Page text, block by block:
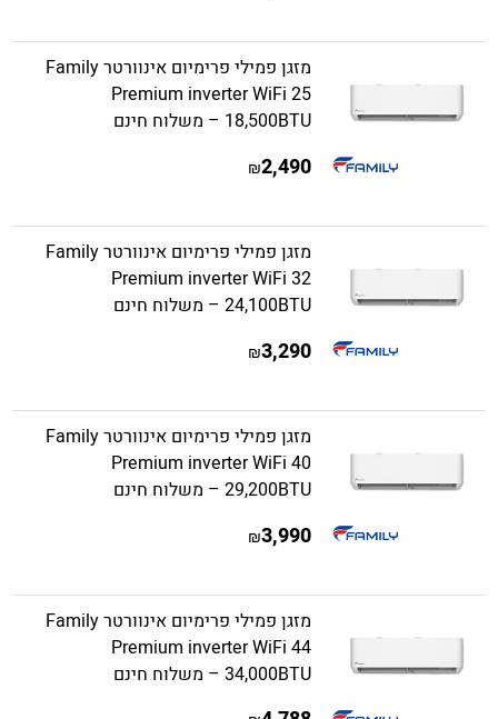
מזגן פמילי פרימיום אינוורטר Family
Premium inverter WiFi 25
18,500BTU – משלוח חינם
2,490
₪
מזגן פמילי פרימיום אינוורטר Family
Premium inverter WiFi 32
24,100BTU – משלוח חינם
3,290
₪
מזגן פמילי פרימיום אינוורטר Family
Premium inverter WiFi 40
29,200BTU – משלוח חינם
3,990
₪
מזגן פמילי פרימיום אינוורטר Family
Premium inverter WiFi 44
34,000BTU – משלוח חינם